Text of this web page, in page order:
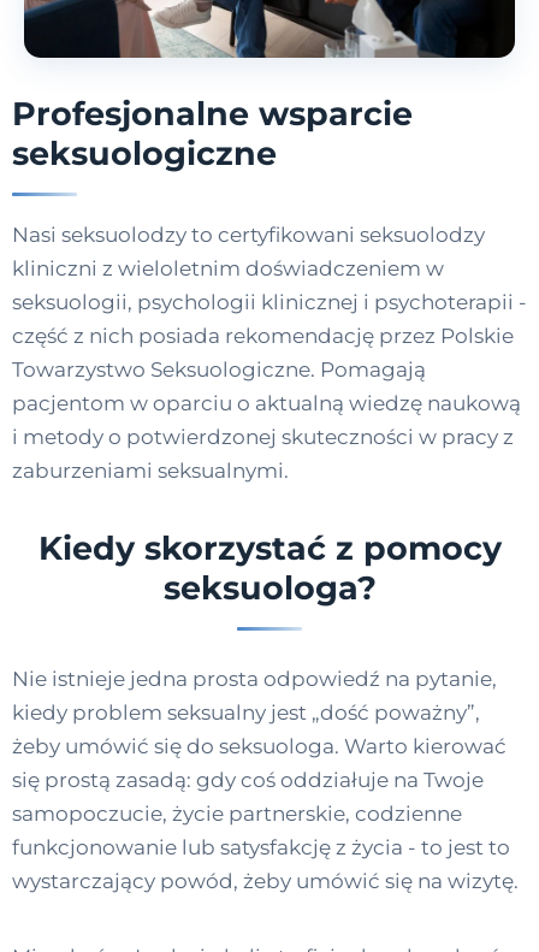
Profesjonalne wsparcie
seksuologiczne
Nasi seksuolodzy to certyfikowani seksuolodzy
kliniczni z wieloletnim doświadczeniem w
seksuologii, psychologii klinicznej i psychoterapii -
część z nich posiada rekomendację przez Polskie
Towarzystwo Seksuologiczne. Pomagają
pacjentom w oparciu o aktualną wiedzę naukową
i metody o potwierdzonej skuteczności w pracy z
zaburzeniami seksualnymi.
Kiedy skorzystać z pomocy
seksuologa?
Nie istnieje jedna prosta odpowiedź na pytanie,
kiedy problem seksualny jest „dość poważny”,
żeby umówić się do seksuologa. Warto kierować
się prostą zasadą: gdy coś oddziałuje na Twoje
samopoczucie, życie partnerskie, codzienne
funkcjonowanie lub satysfakcję z życia - to jest to
wystarczający powód, żeby umówić się na wizytę.